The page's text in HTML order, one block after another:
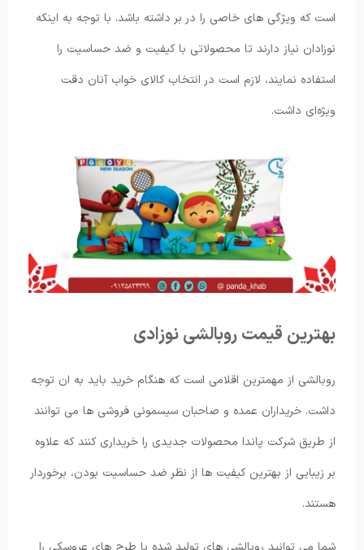
است که ویژگی های خاصی را در بر داشته باشد. با توجه به اینکه
نوزادان نیاز دارند تا محصولاتی با کیفیت و ضد حساسیت را
استفاده نمایند، لازم است در انتخاب کالای خواب آنان دقت
ویژه‌ای داشت.
بهترین قیمت روبالشی نوزادی
روبالشی از مهمترین اقلامی است که هنگام خرید باید به ان توجه
داشت. خریداران عمده و صاحبان سیسمونی فروشی ها می توانند
از طریق شرکت پاندا محصولات جدیدی را خریداری کنند که علاوه
بر زیبایی از بهترین کیفیت ها از نظر ضد حساسیت بودن، برخوردار
هستند.